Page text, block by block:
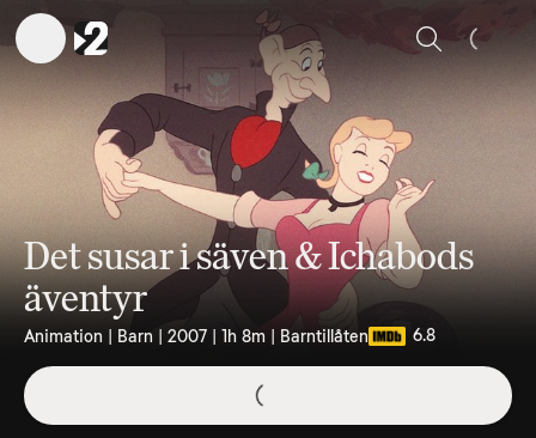
Sök
Det susar i säven & Ichabods
äventyr
Animation | Barn | 2007 | 1h 8m | Barntillåten 6.8